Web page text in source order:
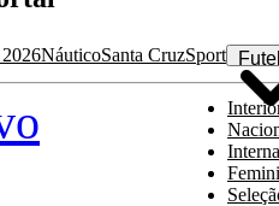
NáuticoSanta CruzSport